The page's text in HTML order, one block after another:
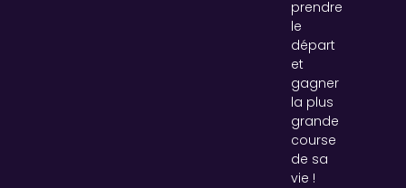
prendre
le
départ
et
gagner
la plus
grande
course
de sa
vie !